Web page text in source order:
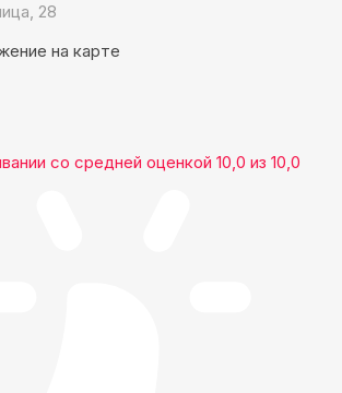
28
на карте
со средней оценкой 10,0 из 10,0